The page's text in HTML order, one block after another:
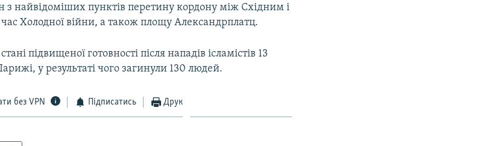
з найвідоміших пунктів перетину кордону між Східним і
Холодної війни, а також площу Александрплатц.
підвищеної готовності після нападів ісламістів 13
у результаті чого загинули 130 людей.
без VPN Підписатись Друк